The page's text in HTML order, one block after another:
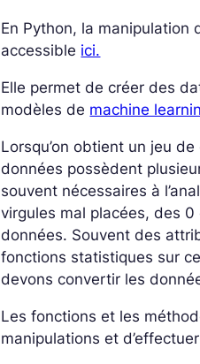
En Python, la
accessible ici.
Elle permet de créer des
modèles de machine
Lorsqu’on obtient un jeu
données possèdent
souvent nécessaires à
virgules mal placées, des
données. Souvent des
fonctions statistiques sur
devons convertir les
Les fonctions et les
manipulations et